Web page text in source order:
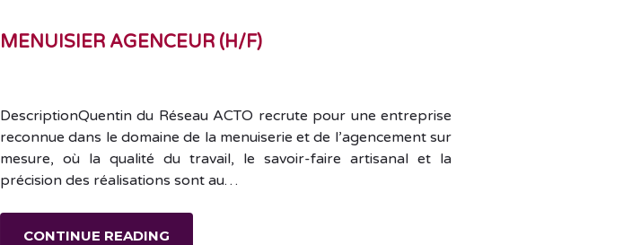
MENUISIER AGENCEUR (H/F)
DescriptionQuentin du Réseau ACTO recrute pour une entreprise
reconnue dans le domaine de la menuiserie et de l’agencement sur
mesure, où la qualité du travail, le savoir-faire artisanal et la
précision des réalisations sont au…
CONTINUE READING